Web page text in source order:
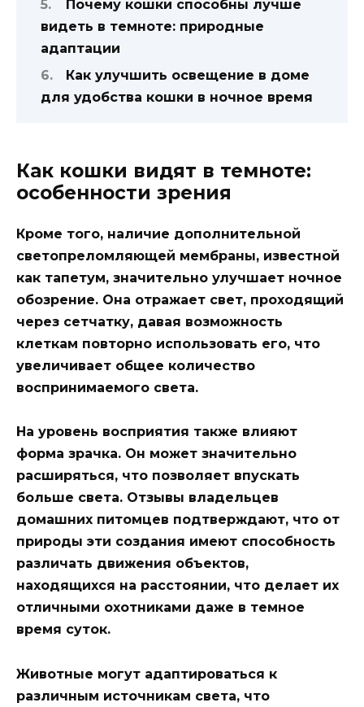
Почему кошки способны лучше
видеть в темноте: природные
адаптации
Как улучшить освещение в доме
для удобства кошки в ночное время
Как кошки видят в темноте:
особенности зрения
Кроме того, наличие дополнительной
светопреломляющей мембраны, известной
как тапетум, значительно улучшает ночное
обозрение. Она отражает свет, проходящий
через сетчатку, давая возможность
клеткам повторно использовать его, что
увеличивает общее количество
воспринимаемого света.
На уровень восприятия также влияют
форма зрачка. Он может значительно
расширяться, что позволяет впускать
больше света. Отзывы владельцев
домашних питомцев подтверждают, что от
природы эти создания имеют способность
различать движения объектов,
находящихся на расстоянии, что делает их
отличными охотниками даже в темное
время суток.
Животные могут адаптироваться к
различным источникам света, что